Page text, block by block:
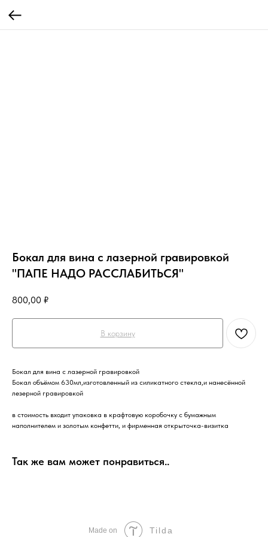
Бокал для вина с лазерной гравировкой
"ПАПЕ НАДО РАССЛАБИТЬСЯ"
800,00 ₽
В корзину
Бокал для вина с лазерной гравировкой
Бокал объёмом 630мл,изготовленный из силикатного стекла,и нанесённой
лезерной гравировкой
в стоимость входит упаковка в крафтовую коробочку с бумажным
наполнителем и золотым конфетти, и фирменная открыточка-визитка
Так же вам может понравиться..
Made on Tilda